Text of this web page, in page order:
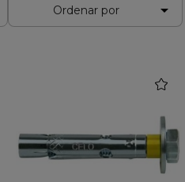
Ordenar por 